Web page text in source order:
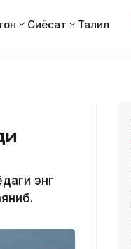
Сиёсат Таҳлил
энг